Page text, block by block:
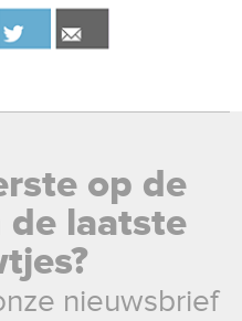
op de
de laatste
nieuwsbrief